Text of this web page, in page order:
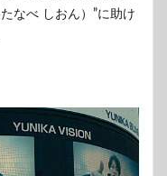
なべ しおん）”に助け